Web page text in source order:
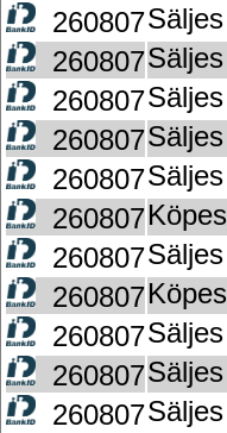
260807Säljes
260807Säljes
260807Säljes
260807Säljes
260807Säljes
260807Köpes
260807Säljes
260807Köpes
260807Säljes
260807Säljes
260807Säljes